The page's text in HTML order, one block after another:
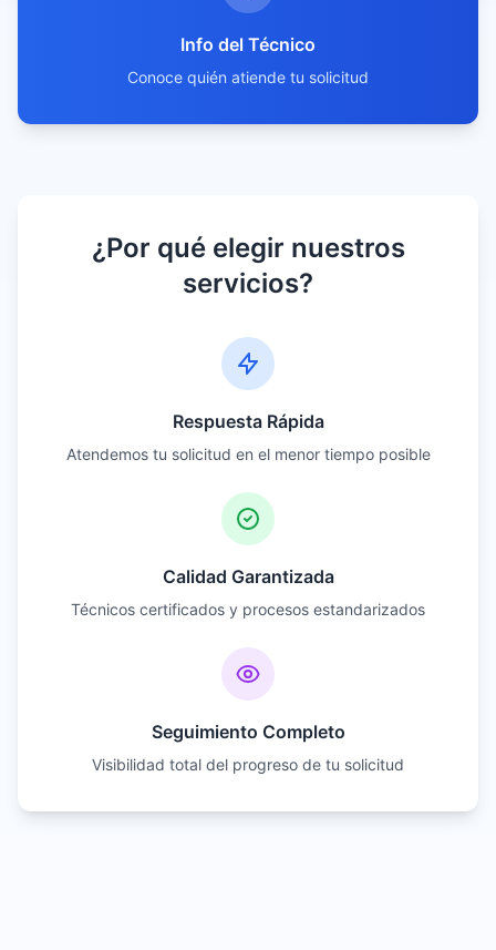
Info del Técnico
Conoce quién atiende tu solicitud
¿Por qué elegir nuestros
servicios?
Respuesta Rápida
Atendemos tu solicitud en el menor tiempo posible
Calidad Garantizada
Técnicos certificados y procesos estandarizados
Seguimiento Completo
Visibilidad total del progreso de tu solicitud